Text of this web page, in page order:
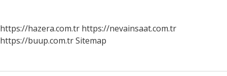
https://hazera.com.tr https://nevainsaat.com.tr
https://buup.com.trSitemap